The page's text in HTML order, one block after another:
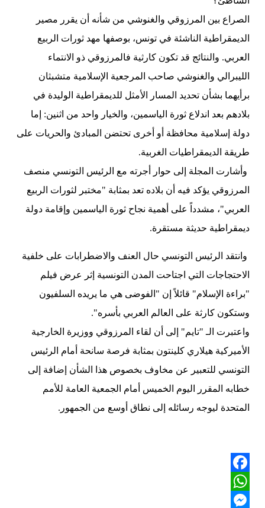
الصراع بين المرزوقي والغنوشي من شأنه أن يقرر مصير
الديمقراطية الناشئة في تونس، بوصفها مهد ثورات الربيع
العربي. والنتائج قد تكون كارثية فالمرزوقي ذو الانتماء
الليبرالي والغنوشي صاحب المرجعية الإسلامية متشبثان
برأيهما بشأن تحديد المسار الأمثل للديمقراطية الوليدة في
بلادهم بعد اندلاع ثورة الياسمين، والخيار واحد من اثنين: إما
دولة إسلامية محافظة أو أخرى تحتضن المبادئ والحريات على
طريقة الديمقراطيات الغربية.
وأشارت المجلة إلى حوار أجرته مع الرئيس التونسي منصف
المرزوقي يؤكد فيه أن بلاده تعد بمثابة "مختبر لثورات الربيع
العربي"، مشدداً على أهمية نجاح ثورة الياسمين وإقامة دولة
ديمقراطية حديثة مستقرة.
وانتقد الرئيس التونسي حال العنف والاضطرابات على خلفية
الاحتجاجات التي اجتاحت المدن التونسية إثر عرض فيلم
"براءة الإسلام" قائلاً إن "الفوضى هي ما يريده السلفيون
وستكون كارثة على العالم العربي بأسره".
واعتبرت الـ "تايم" إلى أن لقاء المرزوقي ووزيرة الخارجية
الأميركية هيلاري كلينتون بمثابة فرصة سانحة أمام الرئيس
التونسي للتعبير عن مخاوف بخصوص هذا الشأن إضافة إلى
خطابه المقرر اليوم الخميس أمام الجمعية العامة للأمم
المتحدة ليوجه رسائله إلى نطاق أوسع من الجمهور.
Facebook
WhatsApp